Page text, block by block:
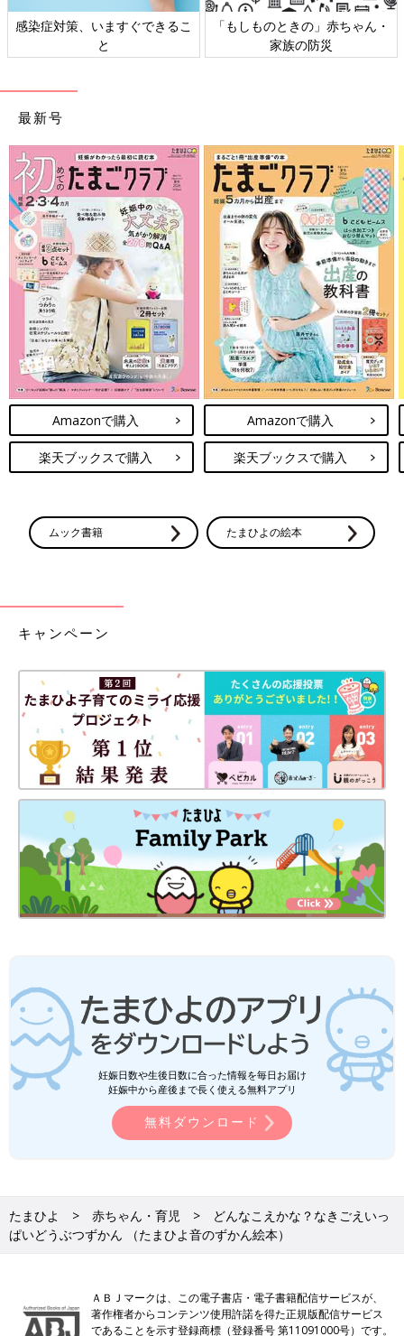
感染症対策、いますぐできるこ
と
「もしものときの」赤ちゃん・
家族の防災
最新号
Amazonで購入
楽天ブックスで購入
Amazonで購入
楽天ブックスで購入
ムック書籍 たまひよの絵本
キャンペーン
妊娠日数や生後日数に合った情報を毎日お届け
妊娠中から産後まで長く使える無料アプリ
無料ダウンロード
たまひよ 赤ちゃん・育児
どんなこえかな？なきごえいっ
ぱいどうぶつずかん （たまひよ音のずかん絵本）
ＡＢＪマークは、この電子書店・電子書籍配信サービスが、
著作権者からコンテンツ使用許諾を得た正規版配信サービス
であることを示す登録商標（登録番号 第11091000号）です。